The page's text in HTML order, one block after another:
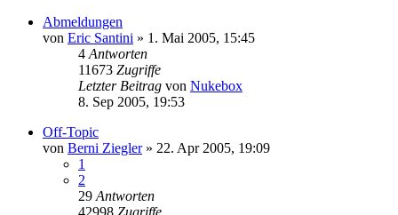
Abmeldungen
von Eric Santini » 1. Mai 2005, 15:45
4 Antworten
11673 Zugriffe
Letzter Beitrag von Nukebox
8. Sep 2005, 19:53
Off-Topic
von Berni Ziegler» 22. Apr 2005, 19:09
1
2
29 Antworten
42998 Zugriffe